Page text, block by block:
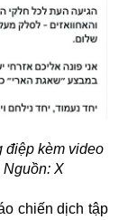
điệp kèm video
Nguồn: X
chiến dịch tập